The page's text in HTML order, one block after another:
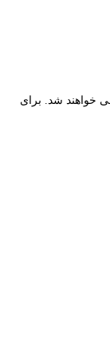
خواهند شد. برای